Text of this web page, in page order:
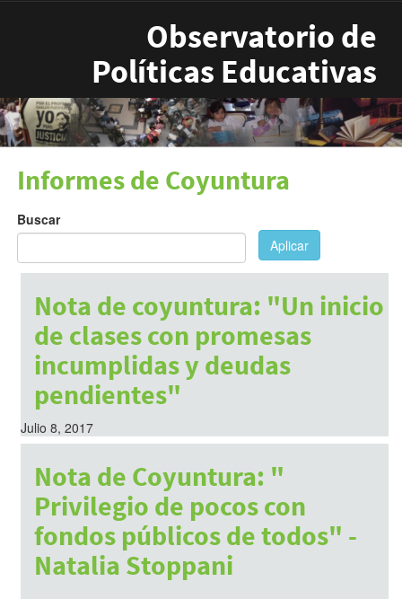
Observatorio de
Políticas Educativas
Informes de Coyuntura
Buscar
Aplicar
Nota de coyuntura: "Un inicio
de clases con promesas
incumplidas y deudas
pendientes"
Julio 8, 2017
Nota de Coyuntura: "
Privilegio de pocos con
fondos públicos de todos" -
Natalia Stoppani